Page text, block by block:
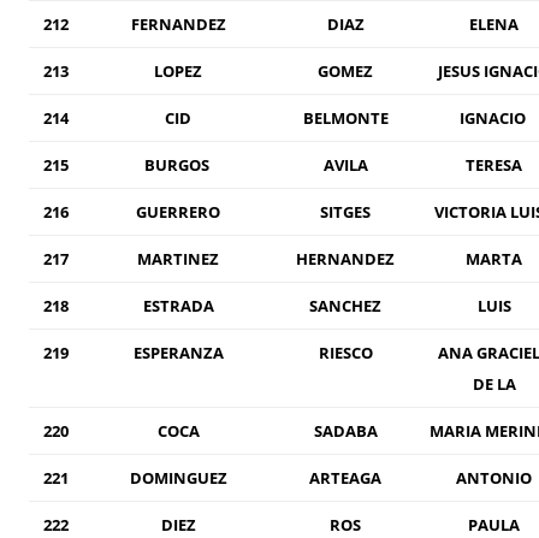
212 FERNANDEZ DIAZ ELENA
213 LOPEZ GOMEZ JESUS
214 CID BELMONTE IGNACIO
215 BURGOS AVILA TERESA
216 GUERRERO SITGES VICTORIA
217 MARTINEZ HERNANDEZ MARTA
218 ESTRADA SANCHEZ LUIS
219 ESPERANZA RIESCO
ANA
DE LA
220 COCA SADABA MARIA
221 DOMINGUEZ ARTEAGA ANTONIO
222 DIEZ ROS PAULA